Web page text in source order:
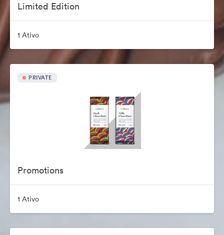
Limited Edition
1 Ativo
PRIVATE
Promotions
1 Ativo